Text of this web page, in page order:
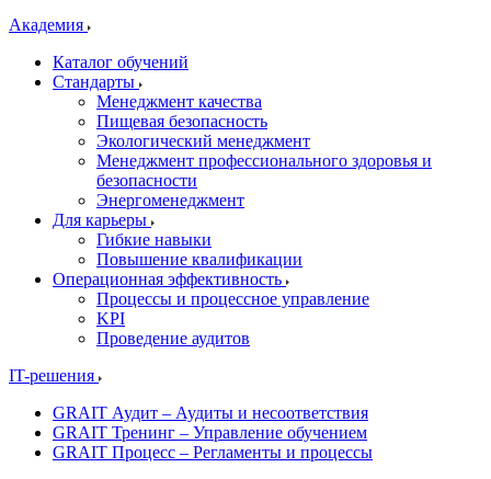
Академия
Каталог обучений
Стандарты
Менеджмент качества
Пищевая безопасность
Экологический менеджмент
Менеджмент профессионального здоровья и
безопасности
Энергоменеджмент
Для карьеры
Гибкие навыки
Повышение квалификации
Операционная эффективность
Процессы и процессное управление
KPI
Проведение аудитов
IT-решения
GRAIT Аудит – Аудиты и несоответствия
GRAIT Тренинг – Управление обучением
GRAIT Процесс – Регламенты и процессы